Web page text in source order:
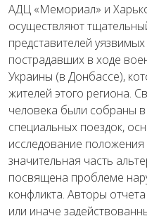
АДЦ «Мемориал» и
осуществляют
представителей
пострадавших в ходе
Украины (в Донбассе),
жителей этого региона.
человека были собраны
специальных поездок,
исследование
значительная часть
посвящена проблеме
конфликта. Авторы
или иначе